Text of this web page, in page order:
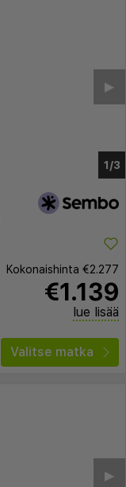
Kokonaishinta €2.277
€1.139
lue lisää
Valitse matka
▶︎